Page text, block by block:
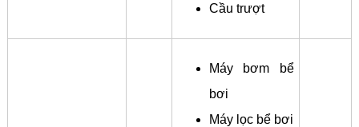
Cầu trượt
Máy bơm bể
bơi
Máy lọc bể bơi